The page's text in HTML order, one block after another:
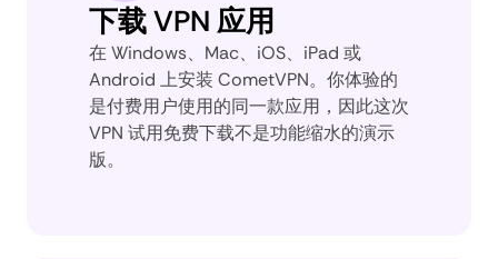
下载 VPN 应用
在 Windows、Mac、iOS、iPad 或
Android 上安装 CometVPN。你体验的
是付费用户使用的同一款应用，因此这次
VPN 试用免费下载不是功能缩水的演示
版。